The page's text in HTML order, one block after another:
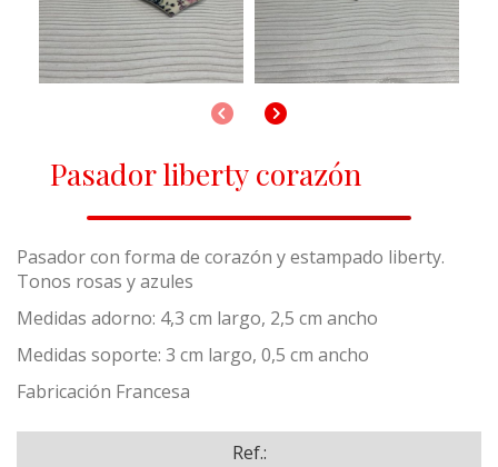
AnteriorSiguiente
Pasador liberty corazón
Pasador con forma de corazón y estampado liberty.
Tonos rosas y azules
Medidas adorno: 4,3 cm largo, 2,5 cm ancho
Medidas soporte: 3 cm largo, 0,5 cm ancho
Fabricación Francesa
Ref.: